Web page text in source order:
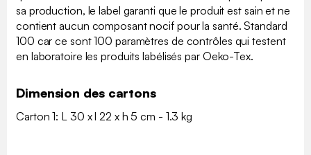
sa production, le label garanti que le produit est sain et ne
contient aucun composant nocif pour la santé. Standard
100 car ce sont 100 paramètres de contrôles qui testent
en laboratoire les produits labélisés par Oeko-Tex.
Dimension des cartons
Carton 1: L 30 x l 22 x h 5 cm - 1.3 kg